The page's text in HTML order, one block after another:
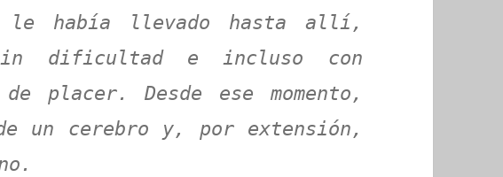
le había llevado hasta allí,
dificultad e incluso con
placer. Desde ese momento,
un cerebro y, por extensión,